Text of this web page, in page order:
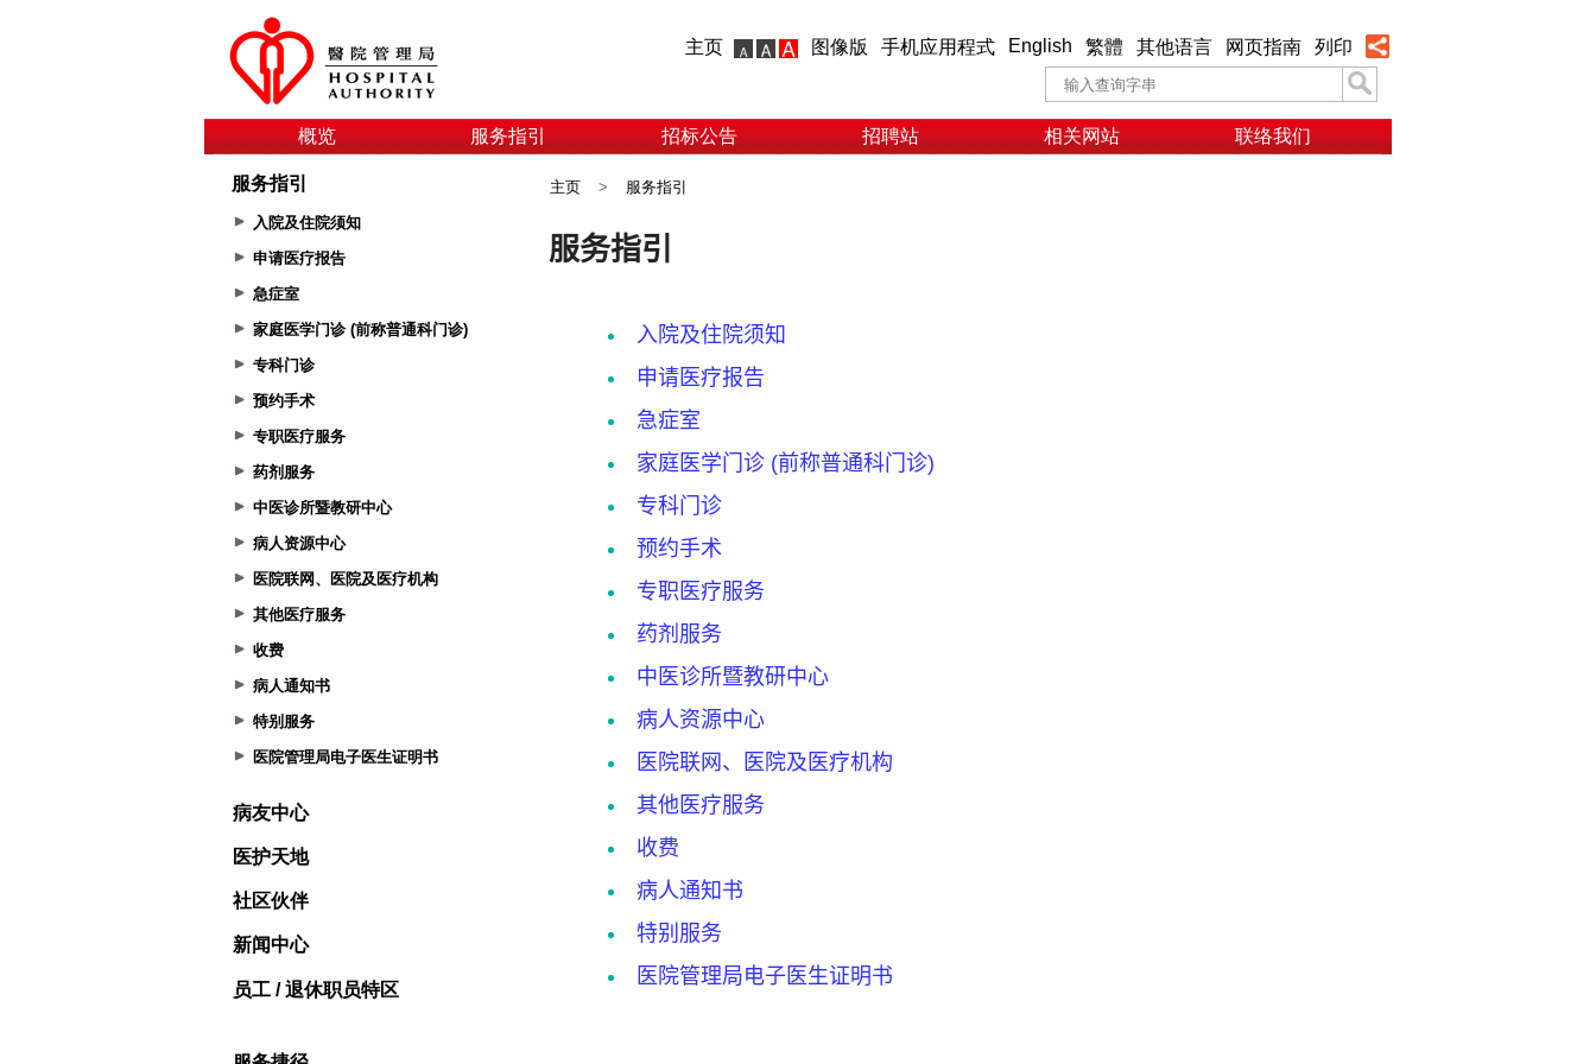
主页 图像版 手机应用程式 English 繁體 其他语言 网页指南 列印
概览 服务指引 招标公告 招聘站 相关网站 联络我们
服务指引
入院及住院须知
申请医疗报告
急症室
家庭医学门诊 (前称普通科门诊)
专科门诊
预约手术
专职医疗服务
药剂服务
中医诊所暨教研中心
病人资源中心
医院联网、医院及医疗机构
其他医疗服务
收费
病人通知书
特别服务
医院管理局电子医生证明书
病友中心
医护天地
社区伙伴
新闻中心
员工 / 退休职员特区
主页 > 服务指引